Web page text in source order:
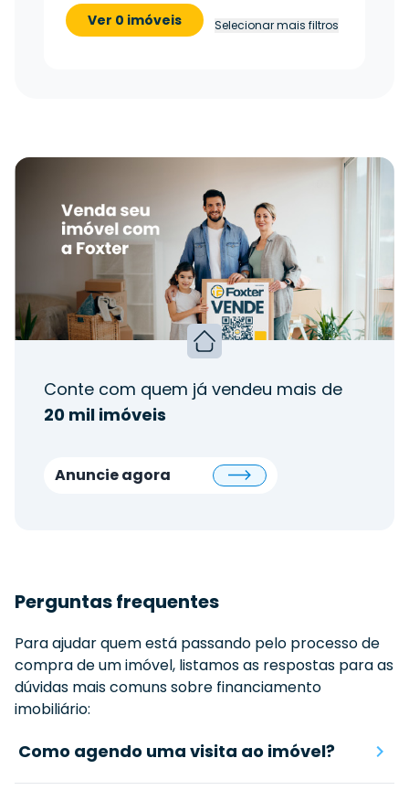
Ver 0 imóveis Selecionar mais filtros
Conte com quem já vendeu mais de
20 mil imóveis
Anuncie agora
Perguntas frequentes
Para ajudar quem está passando pelo processo de
compra de um imóvel, listamos as respostas para as
dúvidas mais comuns sobre financiamento
imobiliário:
Como agendo uma visita ao imóvel?